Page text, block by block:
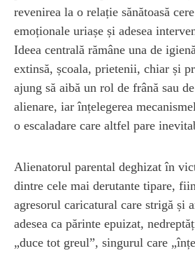
revenirea la o relație sănătoasă
emoționale uriașe și adesea
Ideea centrală rămâne una de
extinsă, școala, prietenii, chiar și
ajung să aibă un rol de frână sau
alienare, iar înțelegerea
o escaladare care altfel pare
Alienatorul parental deghizat în
dintre cele mai derutante tipare,
agresorul caricatural care strigă și
adesea ca părinte epuizat,
„duce tot greul”, singurul care